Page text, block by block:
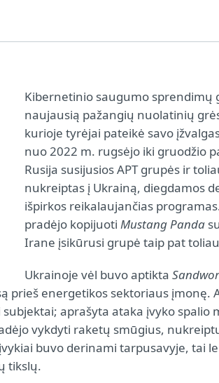
Kibernetinio saugumo sprendimų
naujausią pažangių nuolatinių
kurioje tyrėjai pateikė savo
nuo 2022 m. rugsėjo iki gruodžio
Rusija susijusios APT grupės ir
nukreiptas į Ukrainą, diegdamos
išpirkos reikalaujančias
pradėjo kopijuoti Mustang Panda
Irane įsikūrusi grupė taip pat
Ukrainoje vėl buvo aptikta
prieš energetikos sektoriaus įmonę.
aprašyta ataka įvyko spalio
vykdyti raketų smūgius,
buvo derinami tarpusavyje, tai
tikslų.